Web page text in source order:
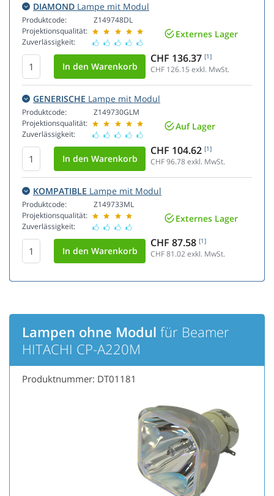
DIAMOND Lampe mit Modul
Produktcode:
Projektionsqualität:
Zuverlässigkeit:
Z149748DL
Externes Lager
CHF 136.37 [1]
CHF 126.15 exkl. MwSt.
GENERISCHE Lampe mit Modul
Produktcode:
Projektionsqualität:
Zuverlässigkeit:
Z149730GLM
Auf Lager
CHF 104.62 [1]
CHF 96.78exkl. MwSt.
KOMPATIBLE Lampe mit Modul
Produktcode:
Projektionsqualität:
Zuverlässigkeit:
Z149733ML
Externes Lager
CHF 87.58 [1]
CHF 81.02exkl. MwSt.
Lampen ohne Modul für Beamer
HITACHI CP-A220M
Produktnummer: DT01181